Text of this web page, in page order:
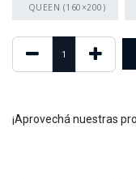
QUEEN (160×200)
¡Aprovechá nuestras